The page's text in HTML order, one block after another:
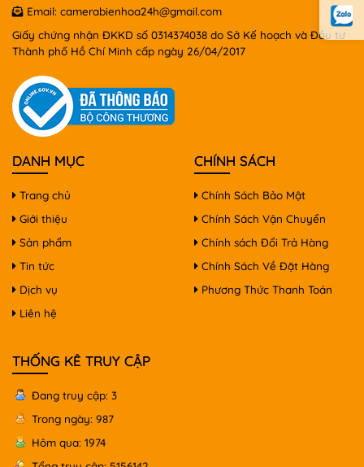
Email: camerabienhoa24h@gmail.com
Giấy chứng nhận ĐKKD số 0314374038 do Sở Kế hoạch và Đầu tư
Thành phố Hồ Chí Minh cấp ngày 26/04/2017
DANH MỤC
Trang chủ
Giới thiệu
Sản phẩm
Tin tức
Dịch vụ
Liên hệ
CHÍNH SÁCH
Chính Sách Bảo Mật
Chính Sách Vận Chuyển
Chính sách Đổi Trả Hàng
Chính Sách Về Đặt Hàng
Phương Thức Thanh Toán
THỐNG KÊ TRUY CẬP
Đang truy cập: 3
Trong ngày: 987
Hôm qua: 1974